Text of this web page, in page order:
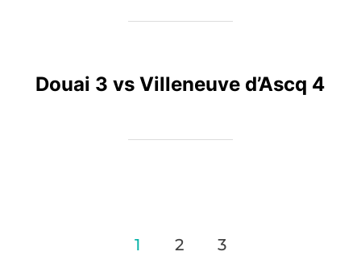
Douai 3 vs Villeneuve d’Ascq 4
Pagination
1 2 3